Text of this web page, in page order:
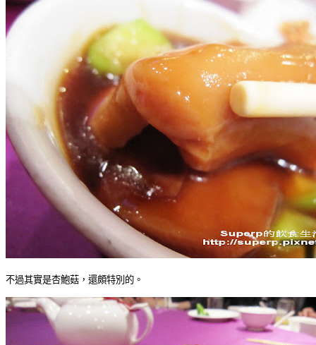
不過其實是杏鮑菇，還頗特別的。